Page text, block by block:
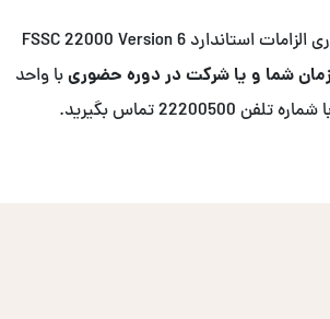
در صورت نیاز به برگزاری الزامات استاندارد FSSC 22000 Version 6
شما و یا شرکت در دوره حضوریبا واحد
تماس بگیرید.